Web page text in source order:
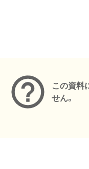
この資料
せん。